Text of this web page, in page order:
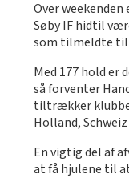
Over
Søby IF hidtil
som tilmeldte til
Med 177 hold
så forventer
tiltrækker
Holland,
En vigtig del af
at få hjulene til